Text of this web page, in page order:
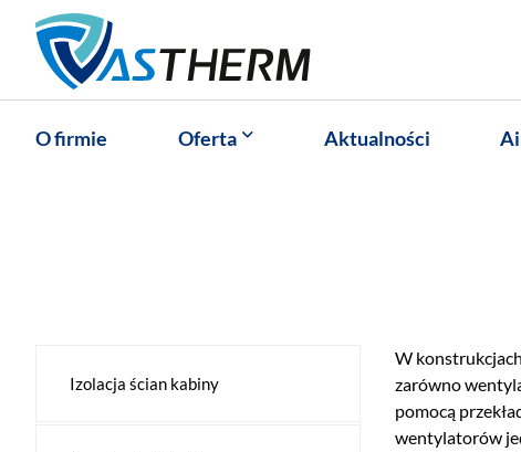
O firmie Oferta Aktualności
W konstrukcjach
zarówno
pomocą
wentylatorów
Izolacja ścian kabiny